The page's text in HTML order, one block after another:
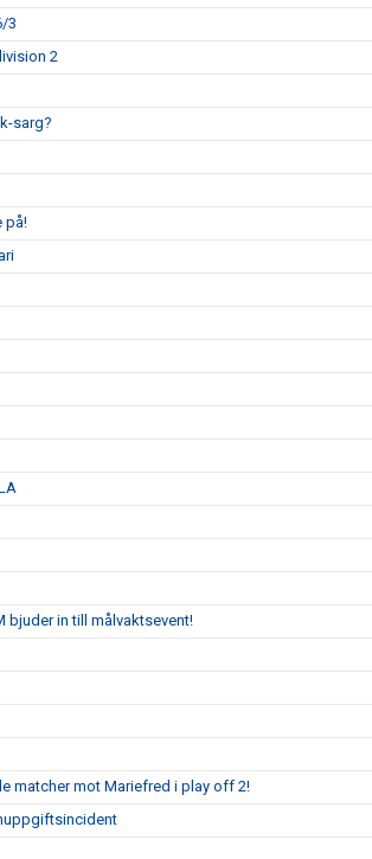
3
2
sarg?
på!
bjuder in till målvaktsevent!
matcher mot Mariefred i play off 2!